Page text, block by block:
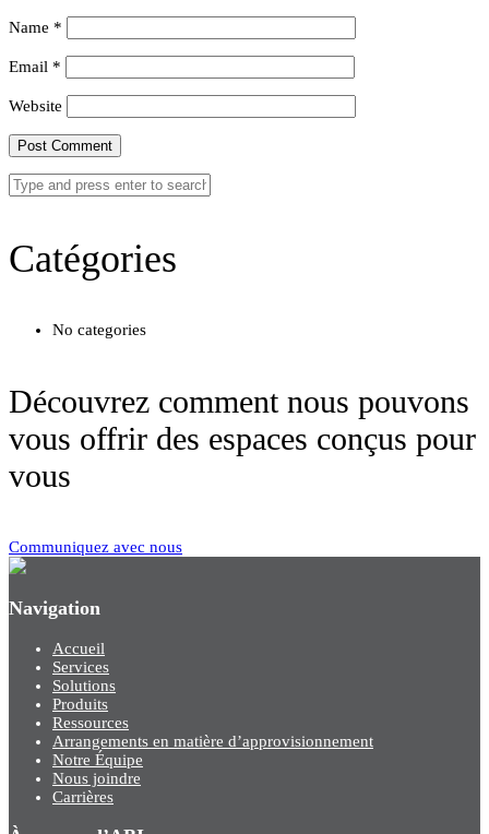
Name *
Email *
Website
Catégories
No categories
Découvrez comment nous pouvons
vous offrir des espaces conçus pour
vous
Communiquez avec nous
Navigation
Accueil
Services
Solutions
Produits
Ressources
Arrangements en matière d’approvisionnement
Notre Équipe
Nous joindre
Carrières